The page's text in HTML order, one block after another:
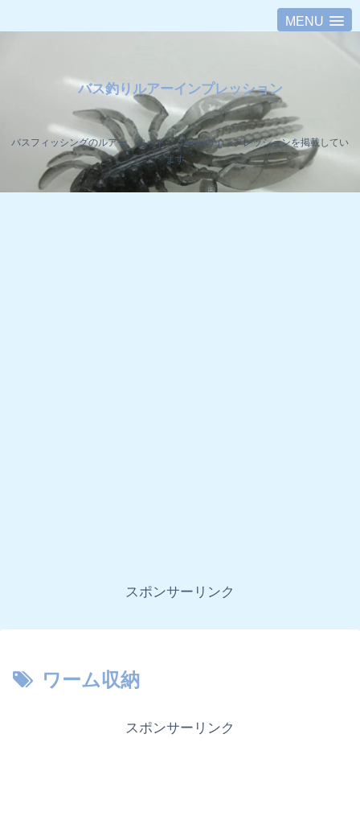
MENU
バス釣りルアーインプレッション
バスフィッシングのルアー、ロッド、リールのインプレッションを掲載してい
ます。
スポンサーリンク
ワーム収納
スポンサーリンク